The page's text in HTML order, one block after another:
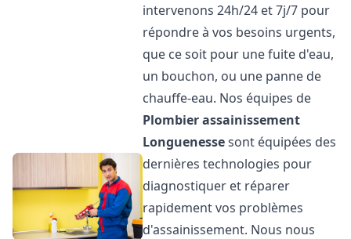
intervenons 24h/24 et 7j/7 pour
répondre à vos besoins urgents,
que ce soit pour une fuite d'eau,
un bouchon, ou une panne de
chauffe-eau. Nos équipes de
Plombier assainissement
Longuenessesont équipées des
dernières technologies pour
diagnostiquer et réparer
rapidement vos problèmes
d'assainissement. Nous nous